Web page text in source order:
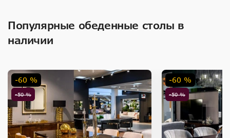
Популярные обеденные столы в
наличии
-50 %
-60 %
-50 %
-60 %